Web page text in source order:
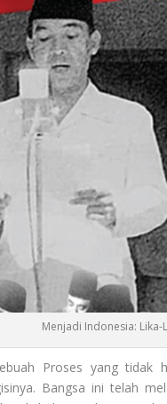
Menjadi Indonesia: Lika-
Proses yang tidak
Bangsa ini telah